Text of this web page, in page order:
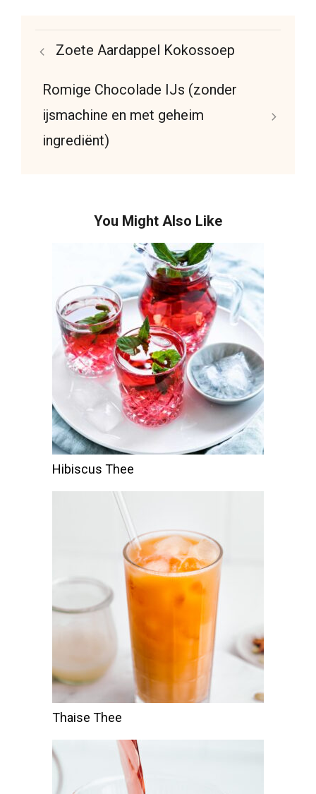
Zoete Aardappel Kokossoep
Romige Chocolade IJs (zonder
ijsmachine en met geheim
ingrediënt)
You Might Also Like
Hibiscus Thee
Thaise Thee